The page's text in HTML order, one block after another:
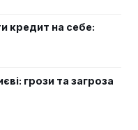
кредит на себе:
грози та загроза